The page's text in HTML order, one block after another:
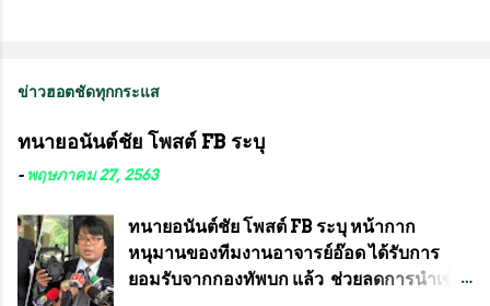
ข่าวฮอตชัดทุกกระแส
ทนายอนันต์ชัย โพสต์ FB ระบุ
- พฤษภาคม 27, 2563
ทนายอนันต์ชัย โพสต์ FB ระบุ หน้ากาก
หนุมานของทีมงานอาจารย์อ๊อด ได้รับการ
ยอมรับจากกองทัพบก แล้ว ช่วยลดการนำเข้า